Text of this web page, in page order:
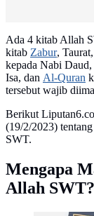
Ada 4 kitab Allah
kitab Zabur,
kepada Nabi
Isa, dan Al-Quran
tersebut wajib
Berikut
(19/2/2023)
SWT.
Mengapa
Allah SWT?